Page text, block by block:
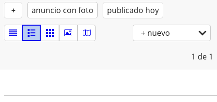
+ anuncio con foto publicado hoy
+ nuevo
1 de 1